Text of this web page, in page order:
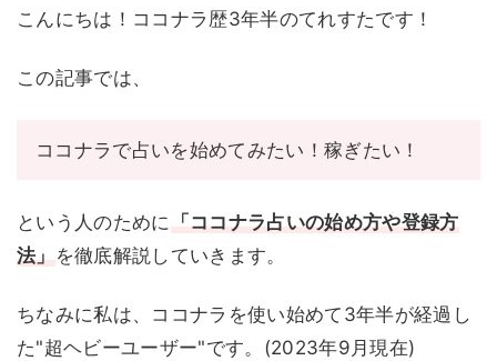
こんにちは！ココナラ歴3年半のてれすたです！
この記事では、
ココナラで占いを始めてみたい！稼ぎたい！
という人のために 「ココナラ占いの始め方や登録方
法」 を徹底解説していきます。
ちなみに私は、ココナラを使い始めて3年半が経過し
た"超ヘビーユーザー"です。(2023年9月現在)